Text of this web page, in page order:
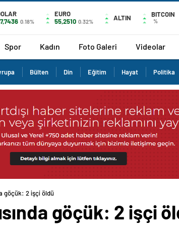
0.18%
EURO
55,2510 0.32% ALTIN BITCOIN
%
Spor Kadın Foto Galeri Videolar
Bülten Din Eğitim Hayat Politika
göçük: 2 işçi öldü
göçük: 2 işçi